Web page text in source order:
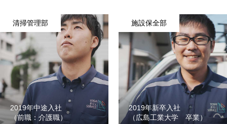
お知らせ
RECRUIT
よくある質問
キャリア採用
清掃管理部
2019年中途入社
（前職：介護職）
施設保全部
2019年新卒入社
（広島工業大学 卒業）